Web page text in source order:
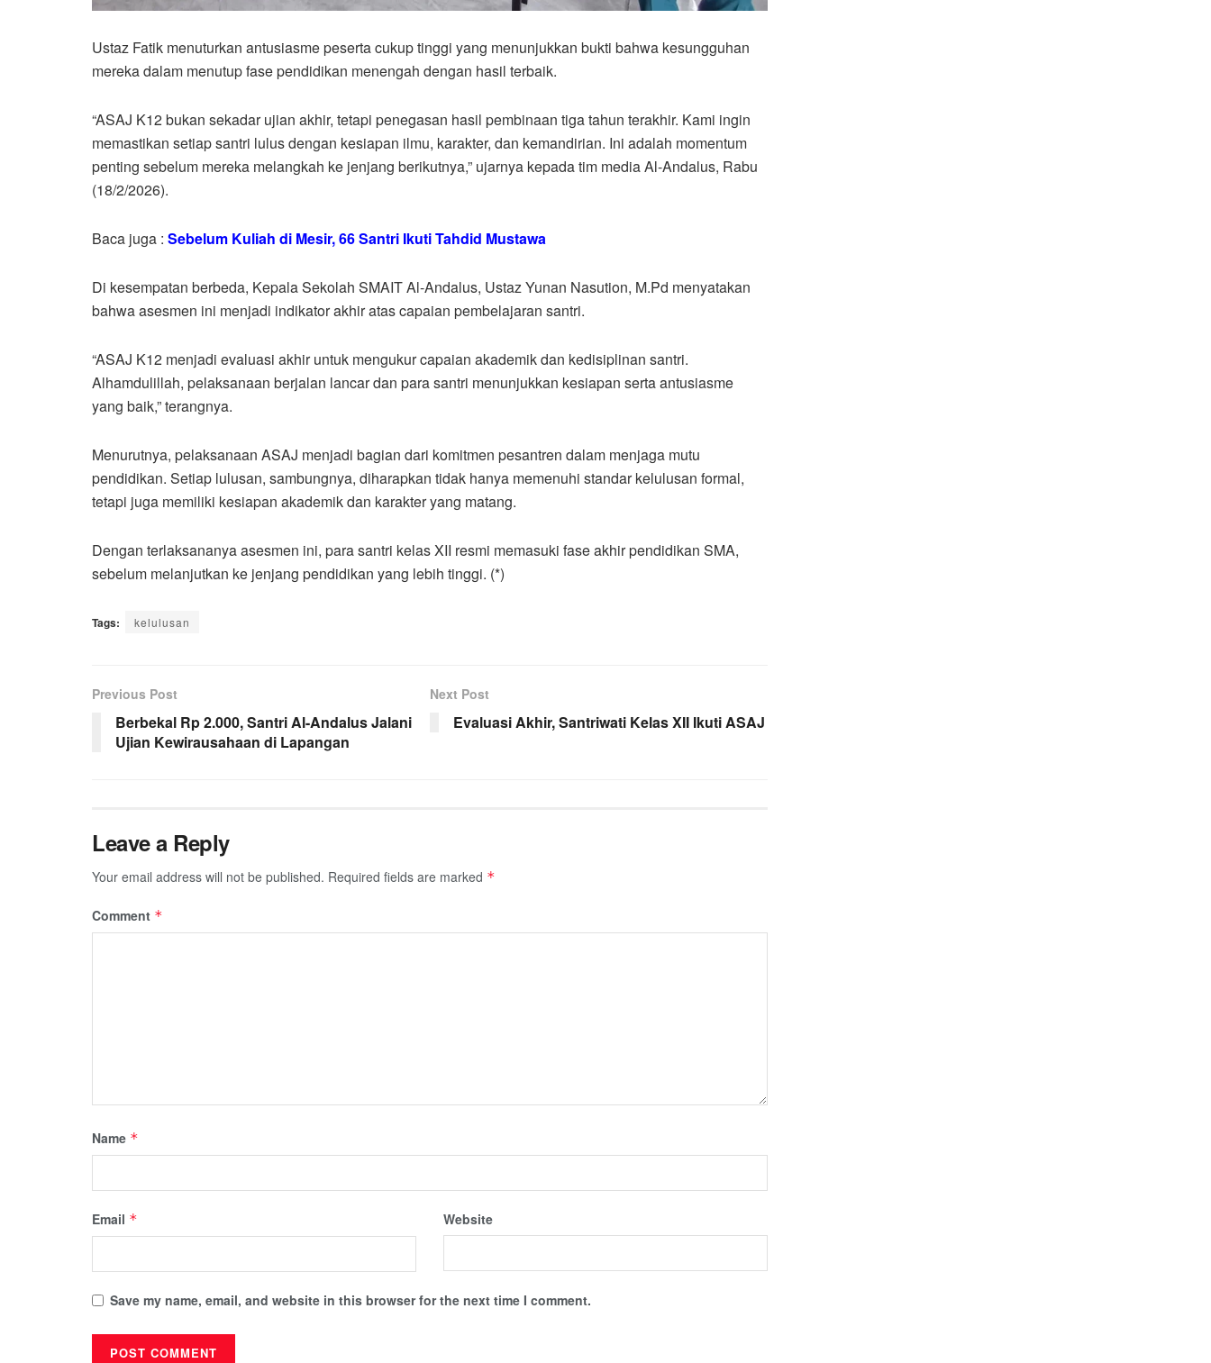
Ustaz Fatik menuturkan antusiasme peserta cukup tinggi yang menunjukkan bukti bahwa kesungguhan
mereka dalam menutup fase pendidikan menengah dengan hasil terbaik.
“ASAJ K12 bukan sekadar ujian akhir, tetapi penegasan hasil pembinaan tiga tahun terakhir. Kami ingin
memastikan setiap santri lulus dengan kesiapan ilmu, karakter, dan kemandirian. Ini adalah momentum
penting sebelum mereka melangkah ke jenjang berikutnya,” ujarnya kepada tim media Al-Andalus, Rabu
(18/2/2026).
Baca juga : Sebelum Kuliah di Mesir, 66 Santri Ikuti Tahdid Mustawa
Di kesempatan berbeda, Kepala Sekolah SMAIT Al-Andalus, Ustaz Yunan Nasution, M.Pd menyatakan
bahwa asesmen ini menjadi indikator akhir atas capaian pembelajaran santri.
“ASAJ K12 menjadi evaluasi akhir untuk mengukur capaian akademik dan kedisiplinan santri.
Alhamdulillah, pelaksanaan berjalan lancar dan para santri menunjukkan kesiapan serta antusiasme
yang baik,” terangnya.
Menurutnya, pelaksanaan ASAJ menjadi bagian dari komitmen pesantren dalam menjaga mutu
pendidikan. Setiap lulusan, sambungnya, diharapkan tidak hanya memenuhi standar kelulusan formal,
tetapi juga memiliki kesiapan akademik dan karakter yang matang.
Dengan terlaksananya asesmen ini, para santri kelas XII resmi memasuki fase akhir pendidikan SMA,
sebelum melanjutkan ke jenjang pendidikan yang lebih tinggi. (*)
Tags: kelulusan
Previous Post
Berbekal Rp 2.000, Santri Al-Andalus Jalani
Ujian Kewirausahaan di Lapangan
Next Post
Evaluasi Akhir, Santriwati Kelas XII Ikuti ASAJ
Leave a Reply
Your email address will not be published. Required fields are marked *
Comment *
Name *
Email * Website
Save my name, email, and website in this browser for the next time I comment.